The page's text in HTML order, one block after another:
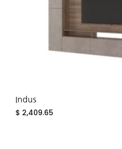
Indus
$ 2,409.65